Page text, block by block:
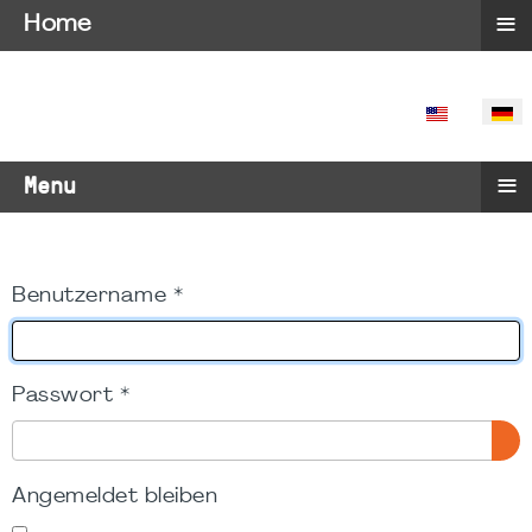
SPRACHE
Menu ≡
Benutzername *
Passwort *
Angemeldet bleiben
Home ≡